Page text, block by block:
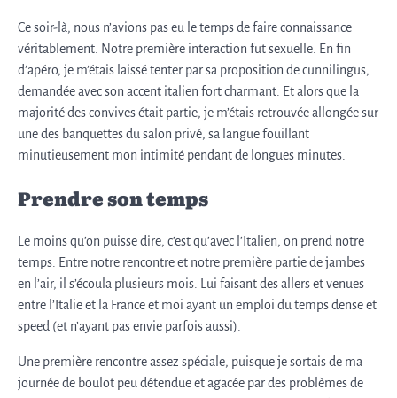
Ce soir-là, nous n’avions pas eu le temps de faire connaissance
véritablement. Notre première interaction fut sexuelle. En fin
d’apéro, je m’étais laissé tenter par sa proposition de cunnilingus,
demandée avec son accent italien fort charmant. Et alors que la
majorité des convives était partie, je m’étais retrouvée allongée sur
une des banquettes du salon privé, sa langue fouillant
minutieusement mon intimité pendant de longues minutes.
Prendre son temps
Le moins qu’on puisse dire, c’est qu’avec l’Italien, on prend notre
temps. Entre notre rencontre et notre première partie de jambes
en l’air, il s’écoula plusieurs mois. Lui faisant des allers et venues
entre l’Italie et la France et moi ayant un emploi du temps dense et
speed (et n’ayant pas envie parfois aussi).
Une première rencontre assez spéciale, puisque je sortais de ma
journée de boulot peu détendue et agacée par des problèmes de